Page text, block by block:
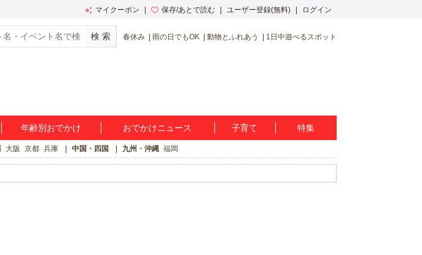
マイクーポン 保存/あとで読む ユーザー登録(無料) ログイン
春休み 雨の日でもOK 動物とふれあう 1日中遊べるスポット
年齢別おでかけ おでかけニュース 子育て 特集
大阪 京都 兵庫 中国・四国 九州・沖縄 福岡